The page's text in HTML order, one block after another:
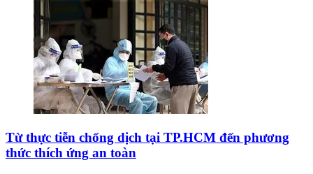
Từ thực tiễn chống dịch tại TP.HCM đến phương
thức thích ứng an toàn